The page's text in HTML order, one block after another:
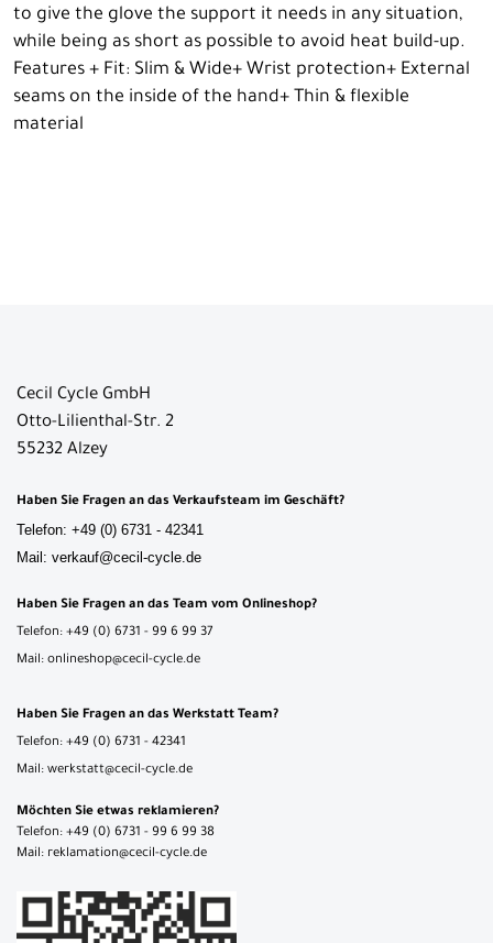
to give the glove the support it needs in any situation,
while being as short as possible to avoid heat build-up.
Features + Fit: Slim & Wide+ Wrist protection+ External
seams on the inside of the hand+ Thin & flexible
material
Cecil Cycle GmbH
Otto-Lilienthal-Str. 2
55232 Alzey
Haben Sie Fragen an das Verkaufsteam im Geschäft?
Telefon: +49 (0) 6731 - 42341
Mail: verkauf@cecil-cycle.de
Haben Sie Fragen an das Team vom Onlineshop?
Telefon: +49 (0) 6731 - 99 6 99 37
Mail: onlineshop@cecil-cycle.de
Haben Sie Fragen an das Werkstatt Team?
Telefon: +49 (0) 6731 - 42341
Mail: werkstatt@cecil-cycle.de
Möchten Sie etwas reklamieren?
Telefon: +49 (0) 6731 - 99 6 99 38
Mail: reklamation@cecil-cycle.de